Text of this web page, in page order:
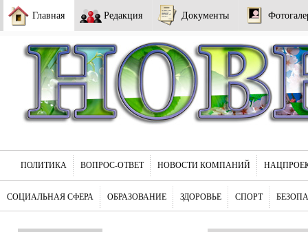
Главная Редакция Документы
ПОЛИТИКА ВОПРОС-ОТВЕТ НОВОСТИ КОМПАНИЙ
СОЦИАЛЬНАЯ СФЕРА ОБРАЗОВАНИЕ ЗДОРОВЬЕ СПОРТ